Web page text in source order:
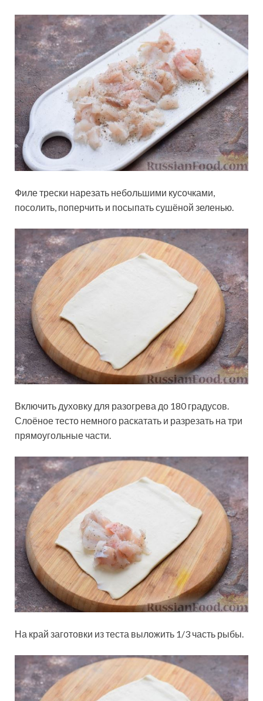
Филе трески нарезать небольшими кусочками,
посолить, поперчить и посыпать сушёной зеленью.
Включить духовку для разогрева до 180 градусов.
Слоёное тесто немного раскатать и разрезать на три
прямоугольные части.
На край заготовки из теста выложить 1/3 часть рыбы.